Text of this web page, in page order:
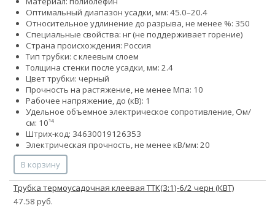
Оптимальный диапазон усадки, мм: 45.0–20.4
Относительное удлинение до разрыва, не менее %: 350
Специальные свойства: нг (не поддерживает горение)
Страна происхождения: Россия
Тип трубки: с клеевым слоем
Толщина стенки после усадки, мм: 2.4
Цвет трубки: черный
Прочность на растяжение, не менее Мпа: 10
Рабочее напряжение, до (кВ): 1
Удельное объемное электрическое сопротивление, Ом/
см: 10¹⁴
Штрих-код: 34630019126353
Электрическая прочность, не менее кВ/мм: 20
В корзину
Трубка термоусадочная клеевая ТТК(3:1)-6/2 черн (КВТ)
47.58 руб.